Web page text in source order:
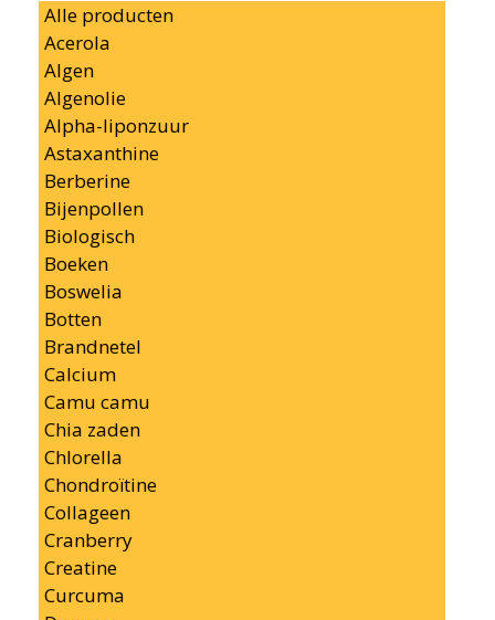
Alle producten
Acerola
Algen
Algenolie
Alpha-liponzuur
Astaxanthine
Berberine
Bijenpollen
Biologisch
Boeken
Boswelia
Botten
Brandnetel
Calcium
Camu camu
Chia zaden
Chlorella
Chondroïtine
Collageen
Cranberry
Creatine
Curcuma